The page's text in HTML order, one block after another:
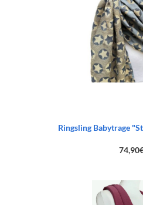
Ringsling Babytrage
74,90